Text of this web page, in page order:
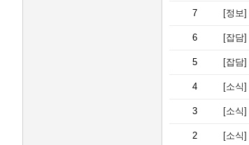
7 [정보]
6 [잡담]
5 [잡담]
4 [소식]
3 [소식]
2 [소식]